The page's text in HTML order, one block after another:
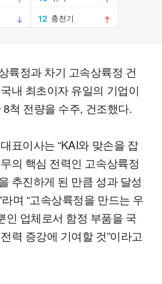
륙정과 차기 고속상륙정 건
내 최초이자 유일의 기업이
척 전량을 수주, 건조했다.
표이사는 “KAI와 맞손을 잡
의 핵심 전력인 고속상륙정
추진하게 된 만큼 성과 달성
며 “고속상륙정을 만드는 우
인 업체로서 함정 부품을 국
력 증강에 기여할 것”이라고